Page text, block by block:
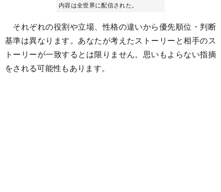
内容は全世界に配信された。
それぞれの役割や立場、性格の違いから優先順位・判断
基準は異なります。あなたが考えたストーリーと相手のス
トーリーが一致するとは限りません。思いもよらない指摘
をされる可能性もあります。